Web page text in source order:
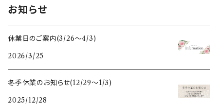
フォトフレーム・写真立て
鏡
ガラスベース(花瓶、燭台)
スペイン
ポーランド
スウェーデン
干支セット
すべての木のぬくもり雑貨
お知らせ
休業日のご案内(3/26〜4/3)
2026/3/25
冬季休業のお知らせ(12/29〜1/3)
2025/12/28